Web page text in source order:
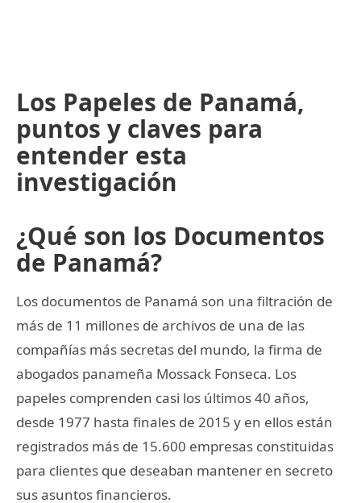
Los Papeles de Panamá,
puntos y claves para
entender esta
investigación
¿Qué son los Documentos
de Panamá?
Los documentos de Panamá son una filtración de
más de 11 millones de archivos de una de las
compañías más secretas del mundo, la firma de
abogados panameña Mossack Fonseca. Los
papeles comprenden casi los últimos 40 años,
desde 1977 hasta finales de 2015 y en ellos están
registrados más de 15.600 empresas constituidas
para clientes que deseaban mantener en secreto
sus asuntos financieros.